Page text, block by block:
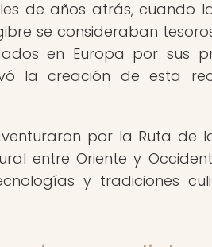
de años atrás, cuando
se consideraban
en Europa por sus
la creación de esta
por la Ruta de
entre Oriente y
y tradiciones